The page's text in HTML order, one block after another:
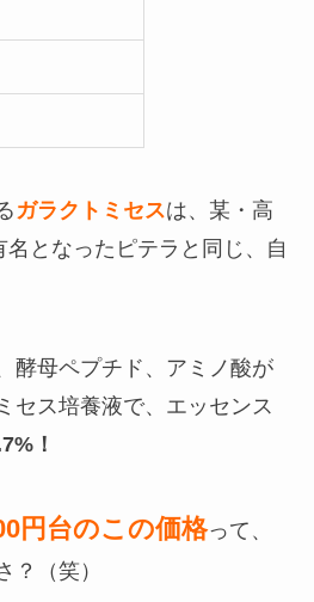
ガラクトミセスは、某・高
となったピテラと同じ、自
酵母ペプチド、アミノ酸が
セス培養液で、エッセンス
！
円台のこの価格って、
？（笑）